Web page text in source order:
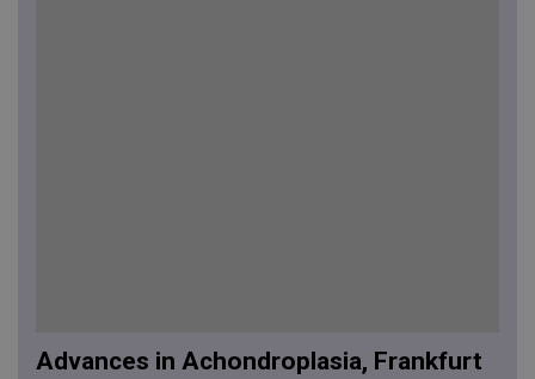
Advances in Achondroplasia, Frankfurt